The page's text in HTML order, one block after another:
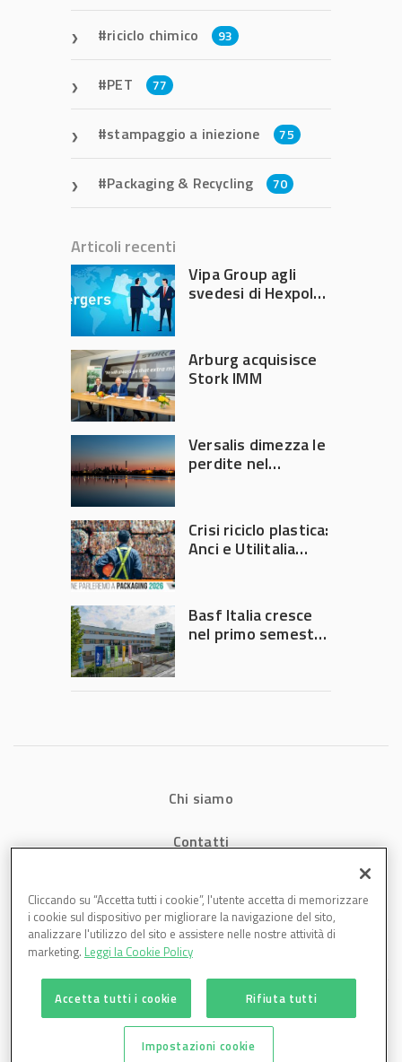
riciclo chimico 93
PET 77
stampaggio a iniezione 75
Packaging & Recycling 70
Articoli recenti
Vipa Group agli
svedesi di Hexpol
Arburg acquisisce
Stork IMM
Versalis dimezza le
perdite nel
Crisi riciclo plastica:
Anci e Utilitalia
Governo
Basf Italia cresce
nel primo semestre
Chi siamo
Contatti
Cookies
Cliccando su “Accetta tutti i cookie”, l'utente accetta di memorizzare
i cookie sul dispositivo per migliorare la navigazione del sito,
analizzare l'utilizzo del sito e assistere nelle nostre attività di
marketing. Leggi la Cookie Policy
Accetta tutti i cookie Rifiuta tutti
Impostazioni cookie